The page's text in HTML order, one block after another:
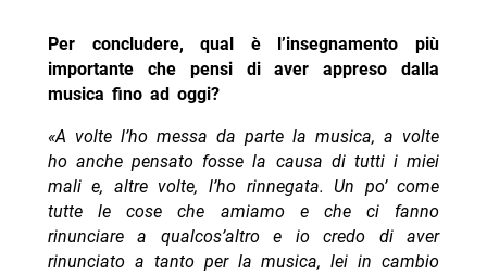
Per concludere, qual è l’insegnamento più
importante che pensi di aver appreso dalla
musica fino ad oggi?
«A volte l’ho messa da parte la musica, a volte
ho anche pensato fosse la causa di tutti i miei
mali e, altre volte, l’ho rinnegata. Un po’ come
tutte le cose che amiamo e che ci fanno
rinunciare a qualcos’altro e io credo di aver
rinunciato a tanto per la musica, lei in cambio